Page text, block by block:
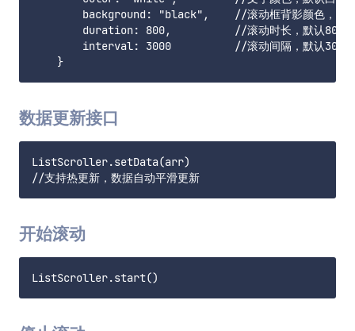
background: "black",    //滚动框背影颜色，默
duration: 800,          //滚动时长，默认
interval: 3000          //滚动间隔，默认
数据更新接口
ListScroller.setData(arr)
开始滚动